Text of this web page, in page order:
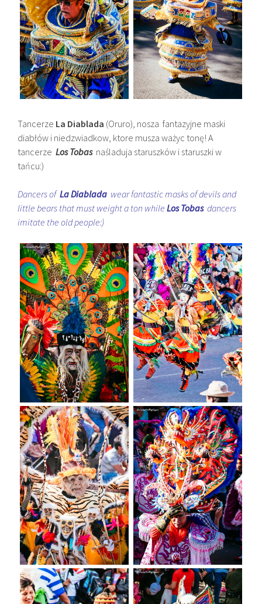
Tancerze La Diablada (Oruro), nosza fantazyjne maski
diabłów i niedzwiadkow, ktore musza ważyc tonę! A
tancerzeLos Tobasnaśladuja staruszków i staruszki w
tańcu:)
Dancers ofLa Diablada wear fantastic masks of devils and
little bears that must weight a ton whileLos Tobasdancers
imitate the old people:)